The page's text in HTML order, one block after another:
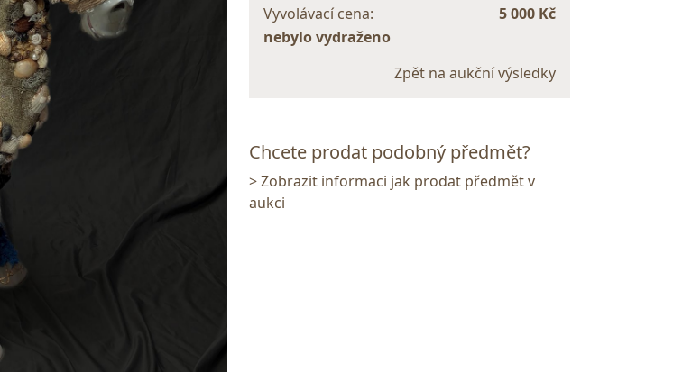
Vyvolávací cena:
5 000 Kč
nebylo vydraženo
Zpět na aukční výsledky
Chcete prodat podobný předmět?
> Zobrazit informaci jak prodat předmět v
aukci